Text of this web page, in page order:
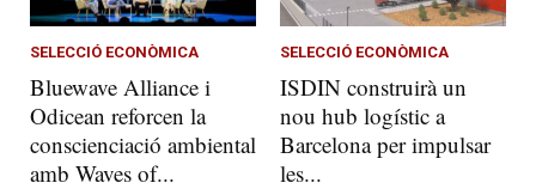
SELECCIÓ ECONÒMICA
Bluewave Alliance i
Odicean reforcen la
conscienciació ambiental
amb Waves of...
SELECCIÓ ECONÒMICA
ISDIN construirà un
nou hub logístic a
Barcelona per impulsar
les...